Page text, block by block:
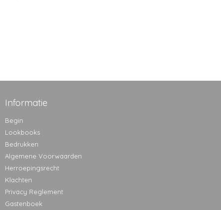
Informatie
Begin
Lookbooks
Bedrukken
Algemene Voorwaarden
Herroepingsrecht
Klachten
Privacy Reglement
Gastenboek